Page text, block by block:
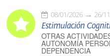
08/01/2026 26/
Estimulación
OTRAS
AUTONOMÍA
DEPENDENCIA